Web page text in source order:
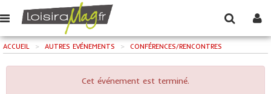
ACCUEIL > AUTRES EVÉNEMENTS > CONFÉRENCES/RENCONTRES
Cet événement est terminé.